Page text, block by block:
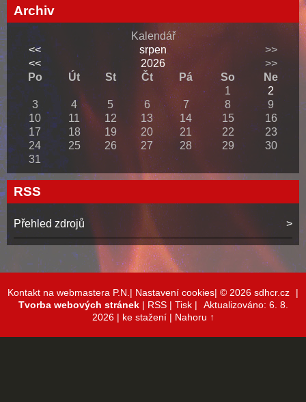
Archiv
Kalendář
<<
srpen
>>
<<
2026
>>
Po
Út St Čt Pá So
Ne
1
2
3
4 5 6 7 8
9
10
11 12 13 14 15
16
17
18 19 20 21 22
23
24
25 26 27 28 29
30
31
RSS
Přehled zdrojů
Kontakt na webmastera P.N.| Nastavení cookies| © 2026 sdhcr.cz
|
Tvorba webových stránek| RSS| Tisk|
Aktualizováno: 6. 8.
2026 | ke stažení | Nahoru ↑